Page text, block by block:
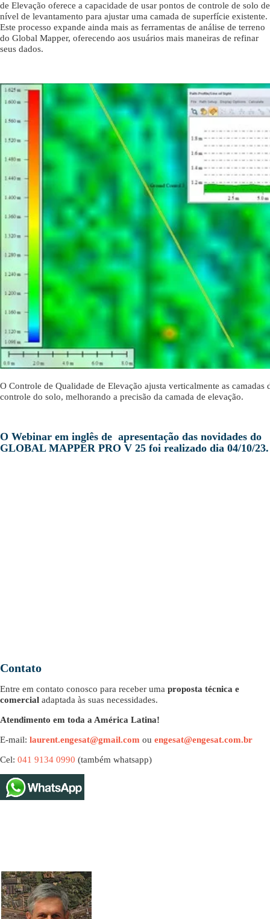
de Elevação oferece a capacidade de usar pontos de controle de solo de
nível de levantamento para ajustar uma camada de superfície existente.
Este processo expande ainda mais as ferramentas de análise de terreno
do Global Mapper, oferecendo aos usuários mais maneiras de refinar
seus dados.
O Controle de Qualidade de Elevação ajusta verticalmente as
controle do solo, melhorando a precisão da camada de elevação.
O Webinar em inglês de apresentação das novidades do
GLOBAL MAPPER PRO V 25 foi realizado dia 04/10/23.
Contato
Entre em contato conosco para receber uma proposta técnica e
comercial adaptada às suas necessidades.
Atendimento em toda a América Latina!
E-mail: laurent.engesat@gmail.com ou engesat@engesat.com.br
Cel: 041 9134 0990 (também whatsapp)